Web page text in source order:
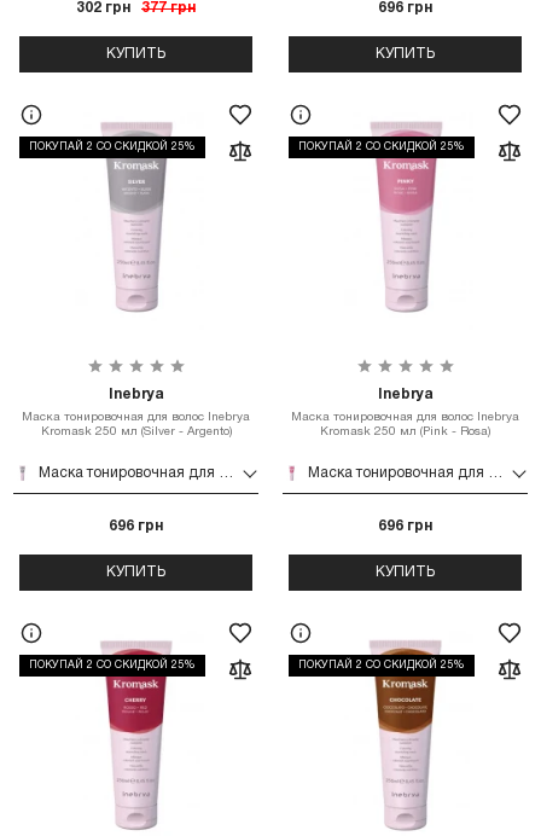
302 грн 377 грн
КУПИТЬ
696 грн
КУПИТЬ
ПОКУПАЙ 2 СО СКИДКОЙ 25%
Inebrya
Маска тонировочная для волос Inebrya
Kromask 250 мл (Silver - Argento)
Маска тонировочная для волос Inebrya Kromask 250 мл (Silver - Argento)
696 грн
КУПИТЬ
ПОКУПАЙ 2 СО СКИДКОЙ 25%
Inebrya
Маска тонировочная для волос Inebrya
Kromask 250 мл (Pink - Rosa)
Маска тонировочная для волос Inebrya Kromask 250 мл (Pink - Rosa)
696 грн
КУПИТЬ
ПОКУПАЙ 2 СО СКИДКОЙ 25% ПОКУПАЙ 2 СО СКИДКОЙ 25%